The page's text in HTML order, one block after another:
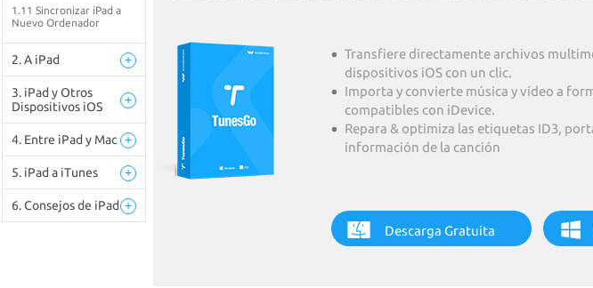
Transfiere directamente archivos
dispositivos iOS con un clic.
Importa y convierte música y vídeo a
compatibles con iDevice.
Repara & optimiza las etiquetas ID3,
información de la canción
Descarga Gratuita
1.11 Sincronizar iPad a
Nuevo Ordenador
2. A iPad +
3. iPad y Otros
Dispositivos iOS
+
4. Entre iPad y Mac +
5. iPad a iTunes +
6. Consejos de iPad +